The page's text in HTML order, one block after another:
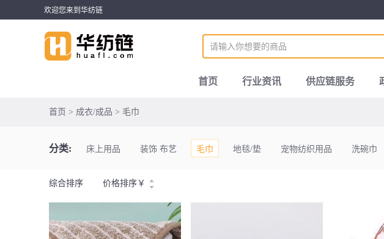
欢迎您来到华纺链
首页 行业资讯 供应链服务
首页 > 成衣/成品 > 毛巾
分类: 床上用品 装饰 布艺 毛巾 地毯/垫 宠物纺织用品 洗碗巾
综合排序 价格排序 ￥